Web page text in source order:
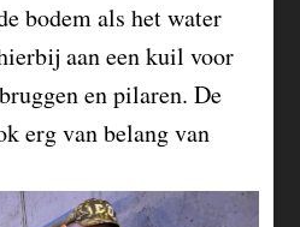
bodem als het water
aan een kuil voor
en pilaren. De
erg van belang van